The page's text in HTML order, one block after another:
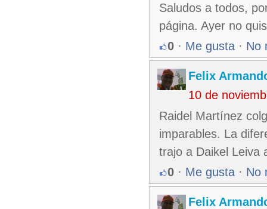
Saludos a todos,
página. Ayer no
0 · Me gusta · No
Felix
10 de
Raidel Martínez
imparables. La
trajo a Daikel Leiva
0 · Me gusta · No
Felix